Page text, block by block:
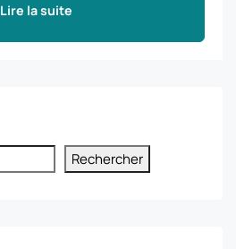
Lire la suite
Rechercher